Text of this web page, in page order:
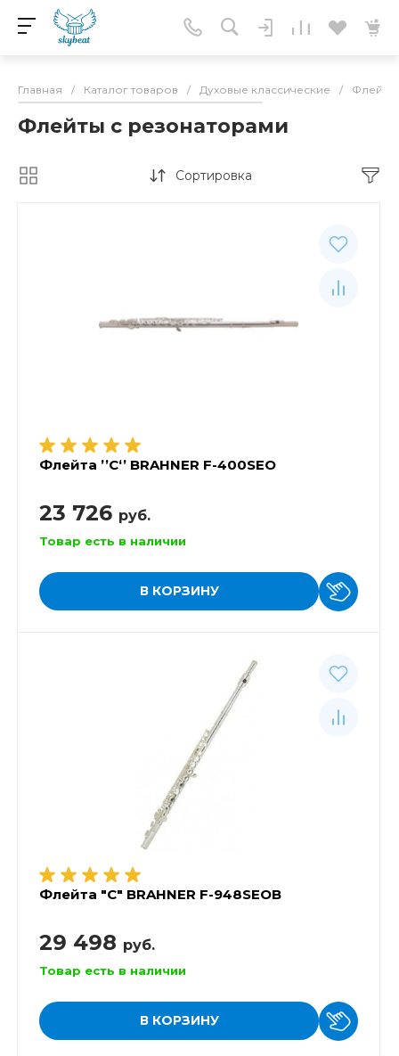
Главная / Каталог товаров / Духовые классические / Флейты
Флейты с резонаторами
Сортировка
Флейта ’’C‘’ BRAHNER F-400SEO
23 726 руб.
Товар есть в наличии
В КОРЗИНУ
Флейта "C" BRAHNER F-948SEOB
29 498 руб.
Товар есть в наличии
В КОРЗИНУ